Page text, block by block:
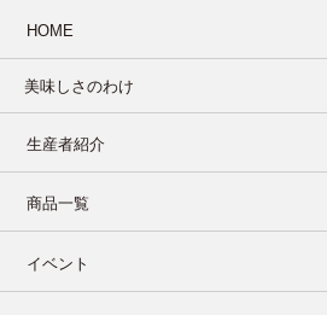
HOME
美味しさのわけ
生産者紹介
商品一覧
イベント